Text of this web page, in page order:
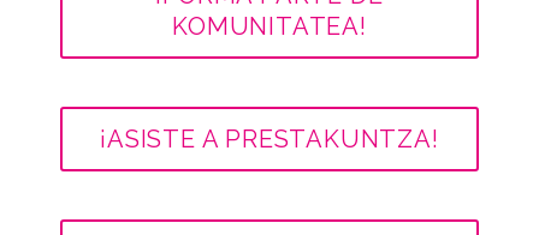
KOMUNITATEA!
¡ASISTE A PRESTAKUNTZA!